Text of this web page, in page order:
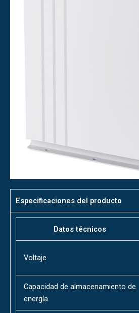
Especificaciones del producto
Datos técnicos
Voltaje
Capacidad de almacenamiento de
energía